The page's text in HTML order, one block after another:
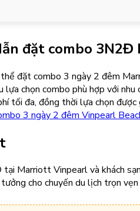
đặt combo
thể đặt combo 3 ngày 2 đêm
lựa chọn combo phù hợp với
tối đa, đồng thời lựa chọn
3 ngày 2 đêm Vinpearl
Marriott Vinpearl và khách
cho chuyến du lịch trọn